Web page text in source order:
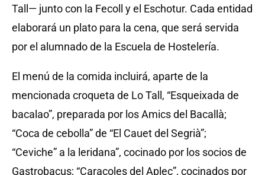
Tall— junto con la Fecoll y el Eschotur. Cada entidad
elaborará un plato para la cena, que será servida
por el alumnado de la Escuela de Hostelería.
El menú de la comida incluirá, aparte de la
mencionada croqueta de Lo Tall, “Esqueixada de
bacalao”, preparada por los Amics del Bacallà;
“Coca de cebolla” de “El Cauet del Segrià”;
“Ceviche” a la leridana”, cocinado por los socios de
Gastrobacus; “Caracoles del Aplec”, cocinados por